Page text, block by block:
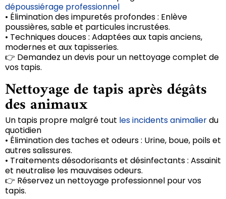
dépoussiérage professionnel
• Élimination des impuretés profondes : Enlève
poussières, sable et particules incrustées.
• Techniques douces : Adaptées aux tapis anciens,
modernes et aux tapisseries.
👉 Demandez un devis pour un nettoyage complet de
vos tapis.
Nettoyage de tapis après dégâts
des animaux
Un tapis propre malgré tout les incidents animalierdu
quotidien
• Élimination des taches et odeurs : Urine, boue, poils et
autres salissures.
• Traitements désodorisants et désinfectants : Assainit
et neutralise les mauvaises odeurs.
👉 Réservez un nettoyage professionnel pour vos
tapis.